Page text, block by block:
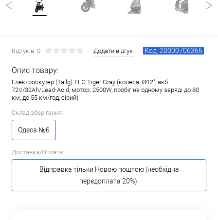
Відгуків: 0 Додати відгук Код: 20000706366
Опис товару:
Електроскутер (Tailg) TLG Tiger Gray (колеса: Ø12", акб:
72V/32Ah/Lead-Acid, мотор: 2500W, пробіг на одному заряді до 80
км, до 55 км/год, сірий)
Склад зберігання:
Одеса №6
Доставка/Оплата:
Відправка тільки Новою поштою (необхідна
передоплата 20%).